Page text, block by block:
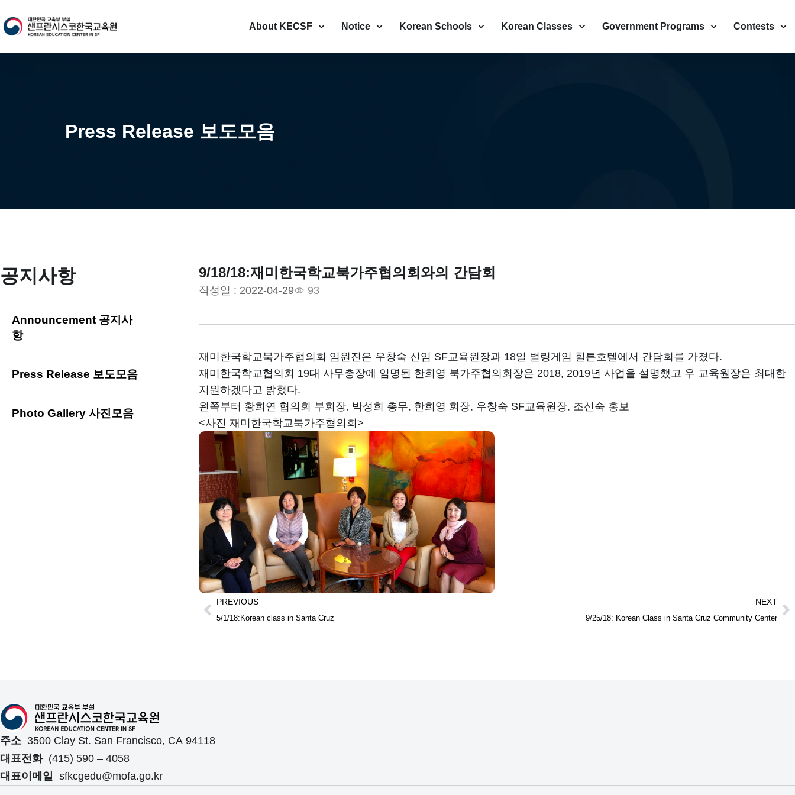
About KECSF Notice Korean Schools Korean Classes Government Programs Contests
Press Release 보도모음
공지사항
Announcement 공지사
항
Press Release 보도모음
Photo Gallery 사진모음
9/18/18:재미한국학교북가주협의회와의 간담회
작성일 : 2022-04-29 93
재미한국학교북가주협의회 임원진은 우창숙 신임 SF교육원장과 18일 벌링게임 힐튼호텔에서 간담회를 가졌다.
재미한국학교협의회 19대 사무총장에 임명된 한희영 북가주협의회장은 2018, 2019년 사업을 설명했고 우 교육원장은 최대한
지원하겠다고 밝혔다.
왼쪽부터 황희연 협의회 부회장, 박성희 총무, 한희영 회장, 우창숙 SF교육원장, 조신숙 홍보
<사진 재미한국학교북가주협의회>
PREVIOUS
5/1/18:Korean class in Santa Cruz
NEXT
9/25/18: Korean Class in Santa Cruz Community Center
주소 3500 Clay St. San Francisco, CA 94118
대표전화(415) 590 – 4058
대표이메일
sfkcgedu@mofa.go.kr